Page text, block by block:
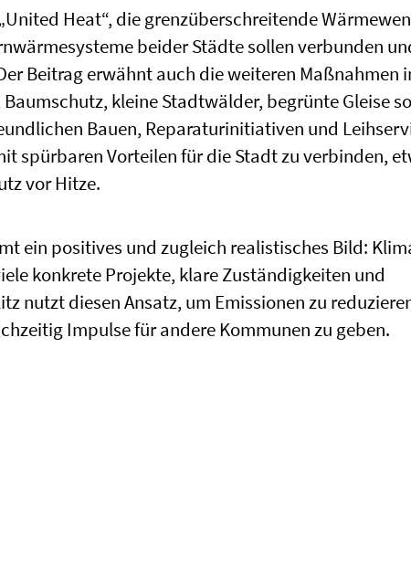
Heat“, die grenzüberschreitende
beider Städte sollen verbunden
Beitrag erwähnt auch die weiteren Maßnahmen
kleine Stadtwälder, begrünte Gleise
Bauen, Reparaturinitiativen und
spürbaren Vorteilen für die Stadt zu verbinden,
vor Hitze.
ein positives und zugleich realistisches Bild:
konkrete Projekte, klare Zuständigkeiten und
nutzt diesen Ansatz, um Emissionen zu
Impulse für andere Kommunen zu geben.